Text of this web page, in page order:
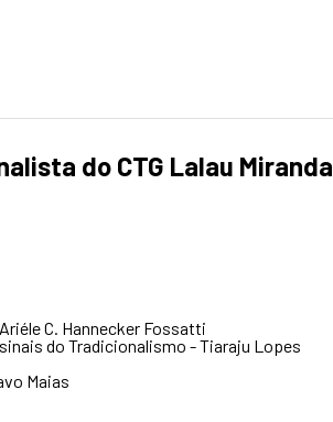
do CTG Lalau Miranda
C. Hannecker Fossatti
do Tradicionalismo - Tiaraju Lopes
Maias